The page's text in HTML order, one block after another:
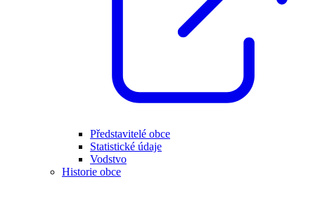
Představitelé obce
Statistické údaje
Vodstvo
Historie obce